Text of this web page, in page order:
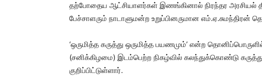
தற்போதைய ஆட்சியாளர்கள் இணங்கினால் நிரந்தர அரசியல்
பேச்சாளரும் நாடாளுமன்ற உறுப்பினருமான எம்.ஏ.சுமந்திரன்
‘ஒருமித்த கருத்து ஒருமித்த பயணமும்’ என்ற
(சனிக்கிழமை) இடம்பெற்ற நிகழ்வில் கலந்துக்கொண்டு
குறிப்பிட்டுள்ளார்.